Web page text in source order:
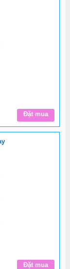
Đặt mua
Đặt mua